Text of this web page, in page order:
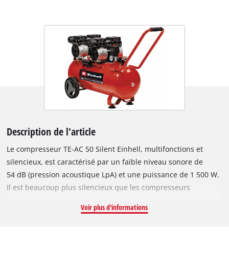
Description de l'article
Le compresseur TE-AC 50 Silent Einhell, multifonctions et
silencieux, est caractérisé par un faible niveau sonore de
54 dB (pression acoustique LpA) et une puissance de 1 500 W.
Il est beaucoup plus silencieux que les compresseurs
compresseurs peuvent s’avérer utiles à l’atelier, dans le
Voir plus d'informations